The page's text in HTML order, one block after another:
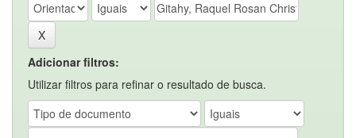
Adicionar filtros:
Utilizar filtros para refinar o resultado de busca.